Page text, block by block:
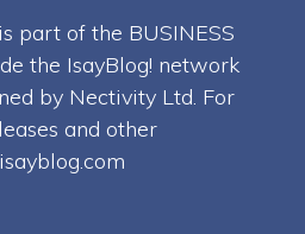
part of the BUSINESS
the IsayBlog! network
by Nectivity Ltd. For
and other